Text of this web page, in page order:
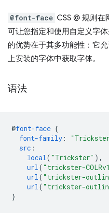
@font-face CSS @ 规则在
可让您指定和使用自定义字体
的优势在于其多功能性：它
上安装的字体中获取字体。
语法
@font-face {
font-family :
src :
local( "Trickster" ),
url( "trickster-
url( "trickster-
url( "trickster-
}